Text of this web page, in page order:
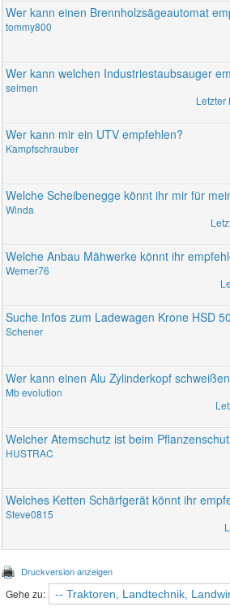
Wer kann einen Brennholzsägeautomat
tommy800
Wer kann welchen Industriestaubsauger
seimen
Letzter
Wer kann mir ein UTV empfehlen?
Kampfschrauber
Welche Scheibenegge könnt ihr mir für
Winda
Welche Anbau Mähwerke könnt ihr
Werner76
Suche Infos zum Ladewagen Krone HSD
Schener
Wer kann einen Alu Zylinderkopf
Mb evolution
Welcher Atemschutz ist beim
HUSTRAC
Welches Ketten Schärfgerät könnt ihr
Steve0815
Druckversion anzeigen
Gehe zu: